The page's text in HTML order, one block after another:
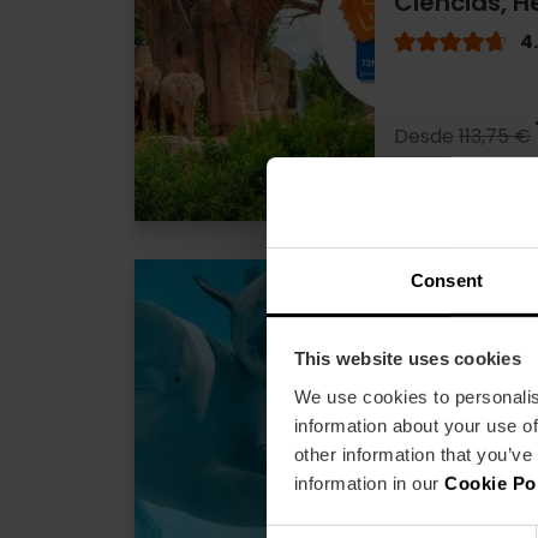
Consent
This website uses cookies
We use cookies to
information about your use
other information that
information in our Cookie
Desde 113,75 €
Valencia
horas y
Desde73,05 €